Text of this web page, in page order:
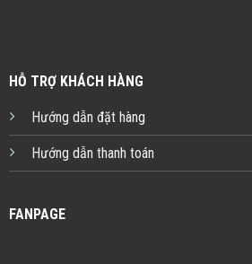
HỖ TRỢ KHÁCH HÀNG
Hướng dẫn đặt hàng
Hướng dẫn thanh toán
FANPAGE